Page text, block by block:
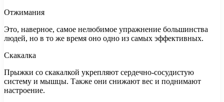
Отжимания
Это, наверное, самое нелюбимое упражнение большинства
людей, но в то же время оно одно из самых эффективных.
Скакалка
Прыжки со скакалкой укрепляют сердечно-сосудистую
систему и мышцы. Также они снижают вес и поднимают
настроение.